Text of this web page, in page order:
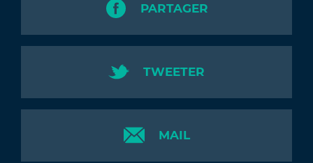
PARTAGER
TWEETER
MAIL